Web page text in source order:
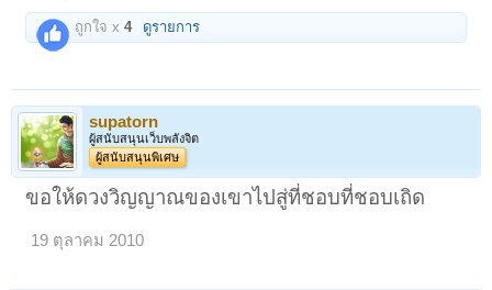
ถูกใจ x4 ดูรายการ
supatorn
ผู้สนับสนุนเว็บพลังจิต
ผู้สนับสนุนพิเศษ
ขอให้ดวงวิญญาณของเขาไปสู่ที่ชอบที่ชอบเถิด
19 ตุลาคม 2010